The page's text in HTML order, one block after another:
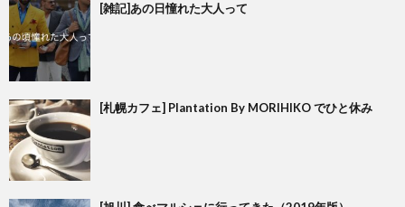
[雑記]あの日憧れた大人って
[札幌カフェ] Plantation By MORIHIKO でひと休み